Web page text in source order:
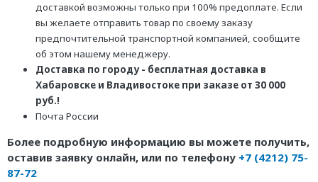
доставкой возможны только при 100% предоплате. Если
вы желаете отправить товар по своему заказу
предпочтительной транспортной компанией, сообщите
об этом нашему менеджеру.
Доставка по городу - бесплатная доставка в
Хабаровске и Владивостоке при заказе от 30 000
руб.!
Почта России
Более подробную информацию вы можете получить,
оставив заявку онлайн, или по телефону +7 (4212) 75-
87-72